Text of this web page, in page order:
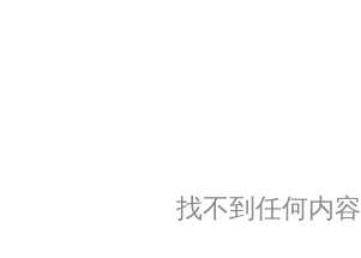
找不到任何内容